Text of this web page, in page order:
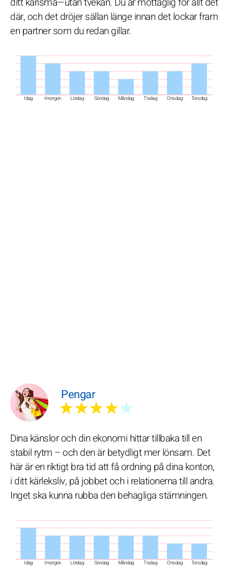
Idag Imorgon Lördag Söndag Måndag Tisdag Onsdag Torsdag
där, och det dröjer sällan länge innan det lockar fram
en partner som du redan gillar.
Pengar
★★★★★
Idag Imorgon Lördag Söndag Måndag Tisdag Onsdag Torsdag
Dina känslor och din ekonomi hittar tillbaka till en
stabil rytm – och den är betydligt mer lönsam. Det
här är en riktigt bra tid att få ordning på dina konton,
i ditt kärleksliv, på jobbet och i relationerna till andra.
Inget ska kunna rubba den behagliga stämningen.